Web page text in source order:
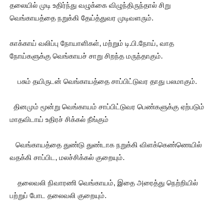
தலையில் முடி உதிர்ந்து வழுக்கை விழுந்திருந்தால் சிறு
வெங்காயத்தை நறுக்கி தேய்த்துவர முடிவளரும்.
காக்காய் வலிப்பு நோயாளிகள், மற்றும் டி.பி.நோய், வாத
நோய்களுக்கு வெங்காயச் சாறு சிறந்த மருந்தாகும்.
பசும் தயிருடன் வெங்காயத்தை சாப்பிட்டுவர தாது பலமாகும்.
தினமும் மூன்று வெங்காயம் சாப்பிட்டுவர பெண்களுக்கு ஏற்படும்
மாதவிடாய் உதிரச் சிக்கல் நீங்கும்
வெங்காயத்தை துண்டு துண்டாக நறுக்கி விளக்கெண்ணெயில்
வதக்கி சாப்பிட, மலச்சிக்கல் குறையும்.
தலைவலி நிவாரணி வெங்காயம், இதை அரைத்து நெற்றியில்
பற்றுப் போட தலைவலி குறையும்.